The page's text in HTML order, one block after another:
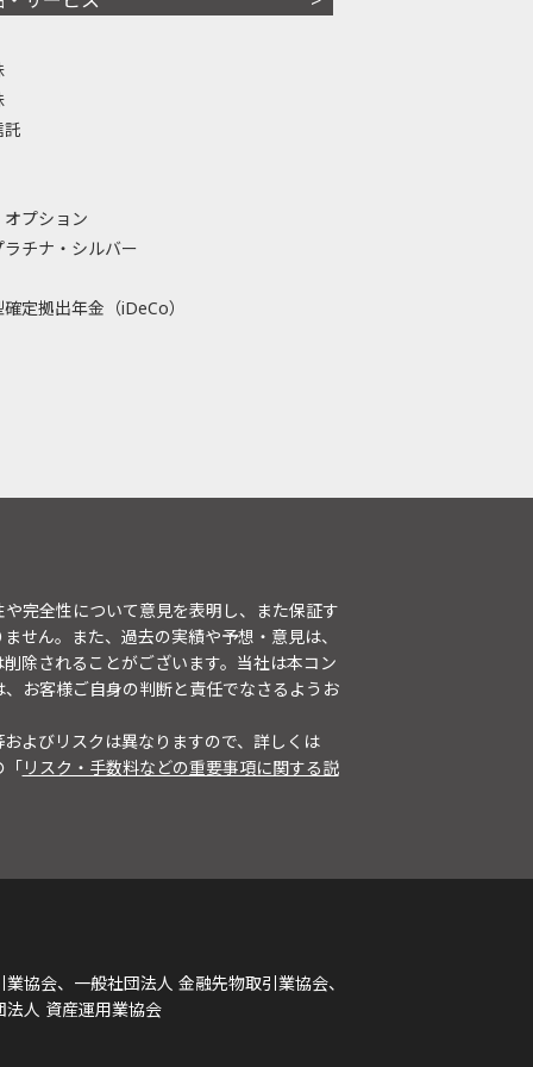
託
プション
ラチナ・シルバー
定拠出年金（iDeCo）
完全性について意見を表明し、また保証す
せん。また、過去の実績や予想・意見は、
除されることがございます。当社は本コン
お客様ご自身の判断と責任でなさるようお
よびリスクは異なりますので、詳しくは
「リスク・手数料などの重要事項に関する説
協会、一般社団法人 金融先物取引業協会、
人 資産運用業協会